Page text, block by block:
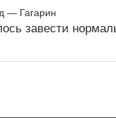
— Гагарин
завести